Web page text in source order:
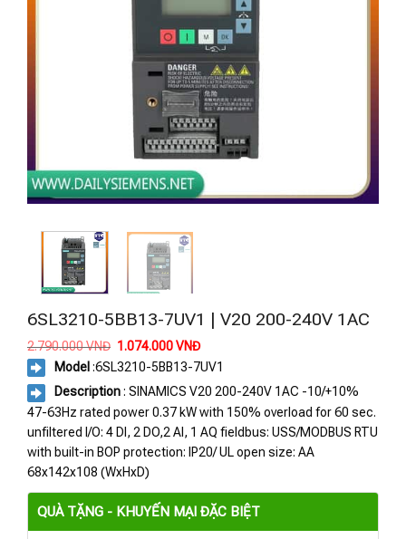
6SL3210-5BB13-7UV1 | V20 200-240V 1AC
2.790.000VNĐ Giá
là:
2.790.000 VNĐ.
1.074.000VNĐGiá
tại
là:
1.074.000 VNĐ.
Model :6SL3210-5BB13-7UV1
Description: SINAMICS V20 200-240V 1AC -10/+10%
47-63Hz rated power 0.37 kW with 150% overload for 60 sec.
unfiltered I/O: 4 DI, 2 DO,2 AI, 1 AQ fieldbus: USS/MODBUS RTU
with built-in BOP protection: IP20/ UL open size: AA
68x142x108 (WxHxD)
QUÀ TẶNG - KHUYẾN MẠI ĐẶC BIỆT